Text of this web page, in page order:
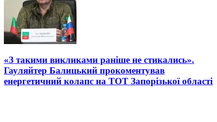
«З такими викликами раніше не стикались».
Гауляйтер Балицький прокоментував
енергетичний колапс на ТОТ Запорізької області